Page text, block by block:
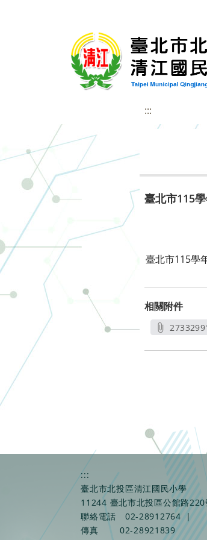
:::
臺北市115
臺北市115學
相關附件
:::
臺北市北投區清江國民小學
11244 臺北市北投區公館路220
聯絡電話
02-28912764 |
傳真
02-28921839